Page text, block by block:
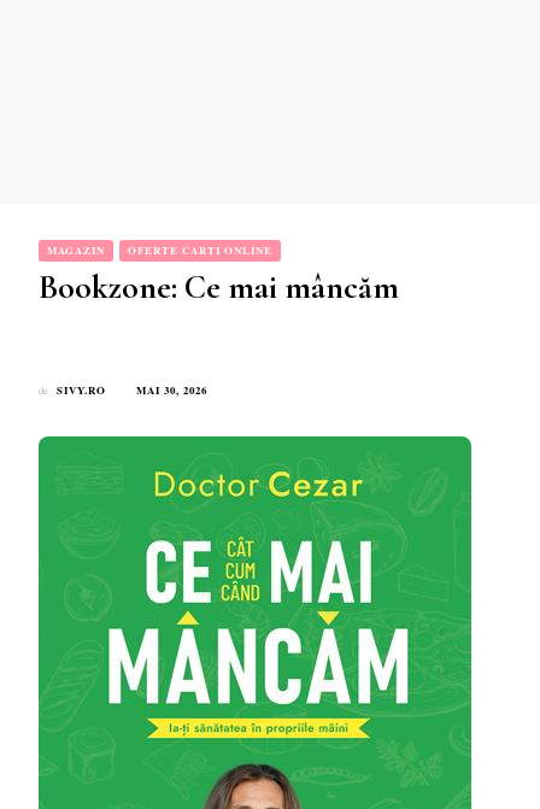
MAGAZIN OFERTE CARTI ONLINE
Bookzone: Ce mai mâncăm
de SIVY.RO MAI 30, 2026